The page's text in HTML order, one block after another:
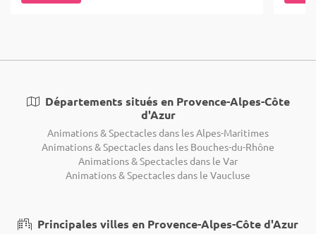
Départements situés en Provence-Alpes-Côte
d'Azur
Animations & Spectacles dans les Alpes-Maritimes
Animations & Spectacles dans les Bouches-du-Rhône
Animations & Spectacles dans le Var
Animations & Spectacles dans le Vaucluse
Principales villes en Provence-Alpes-Côte d'Azur